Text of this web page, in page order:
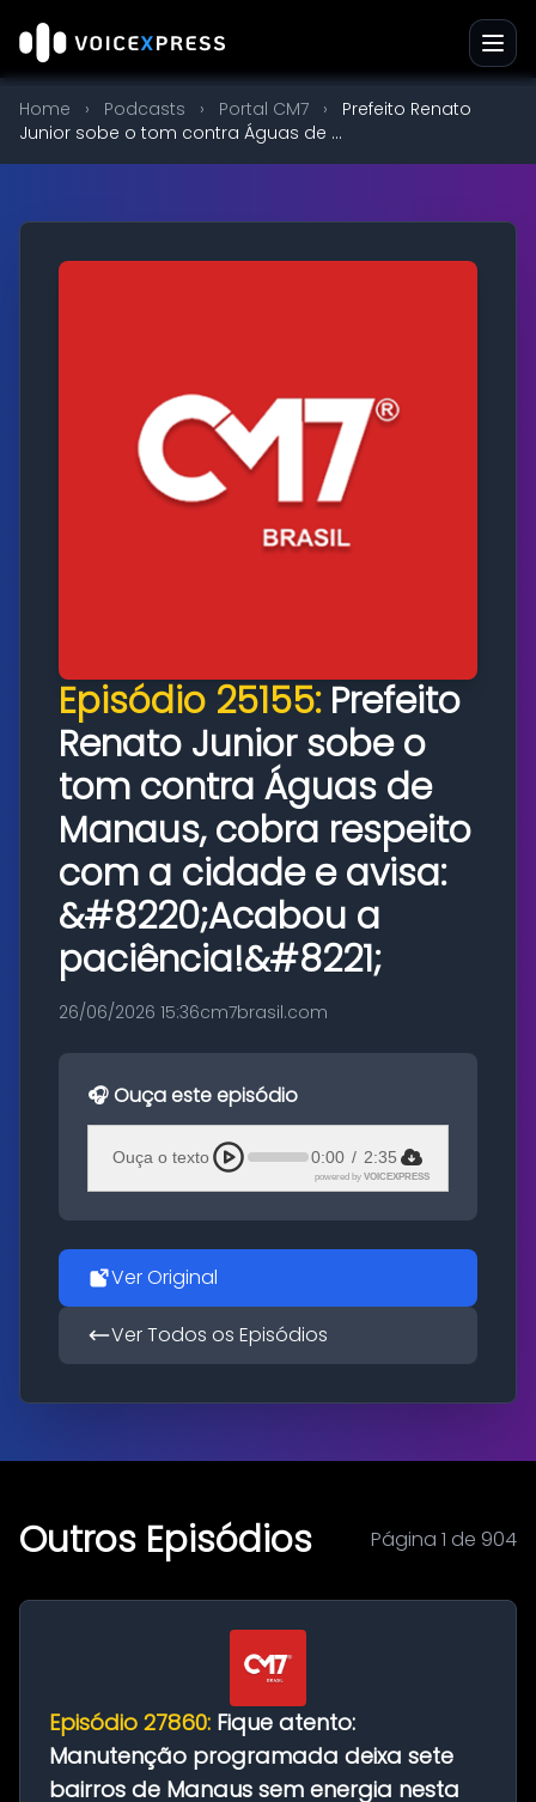
Home › Podcasts › Portal CM7 ›
Prefeito Renato
Junior sobe o tom contra Águas de ...
Episódio 25155: Prefeito
Renato Junior sobe o
tom contra Águas de
Manaus, cobra respeito
com a cidade e avisa:
&#8220;Acabou a
paciência!&#8221;
26/06/2026 15:36cm7brasil.com
🎧 Ouça este episódio
Ouça o texto 0:00 / 2:35
powered by VOICEXPRESS
Ver Original
Ver Todos os Episódios
Outros Episódios Página 1 de 904
Episódio 27860: Fique atento:
Manutenção programada deixa sete
bairros de Manaus sem energia nesta